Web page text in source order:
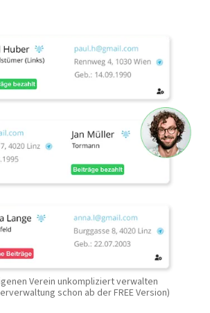
Verein unkompliziert verwalten
schon ab der FREE Version)